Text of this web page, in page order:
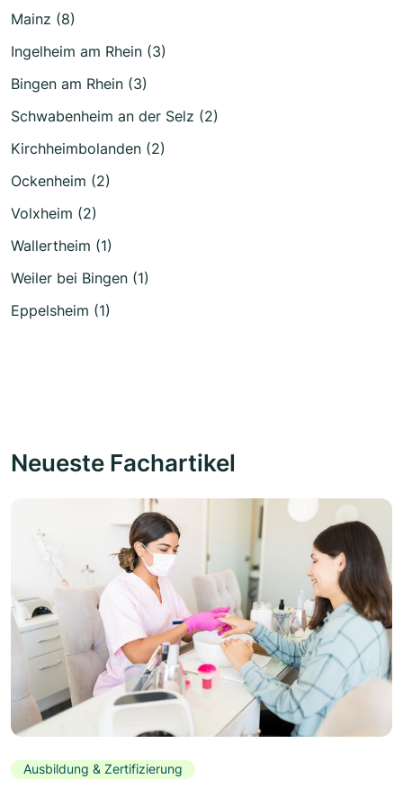
Mainz (8)
Ingelheim am Rhein (3)
Bingen am Rhein (3)
Schwabenheim an der Selz (2)
Kirchheimbolanden (2)
Ockenheim (2)
Volxheim (2)
Wallertheim (1)
Weiler bei Bingen (1)
Eppelsheim (1)
Neueste Fachartikel
Ausbildung & Zertifizierung